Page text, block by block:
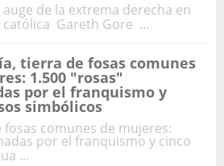
de la extrema derecha en
católica Gareth Gore ...
tierra de fosas comunes
1.500 "rosas"
por el franquismo y
simbólicos
comunes de mujeres:
por el franquismo y cinco
...